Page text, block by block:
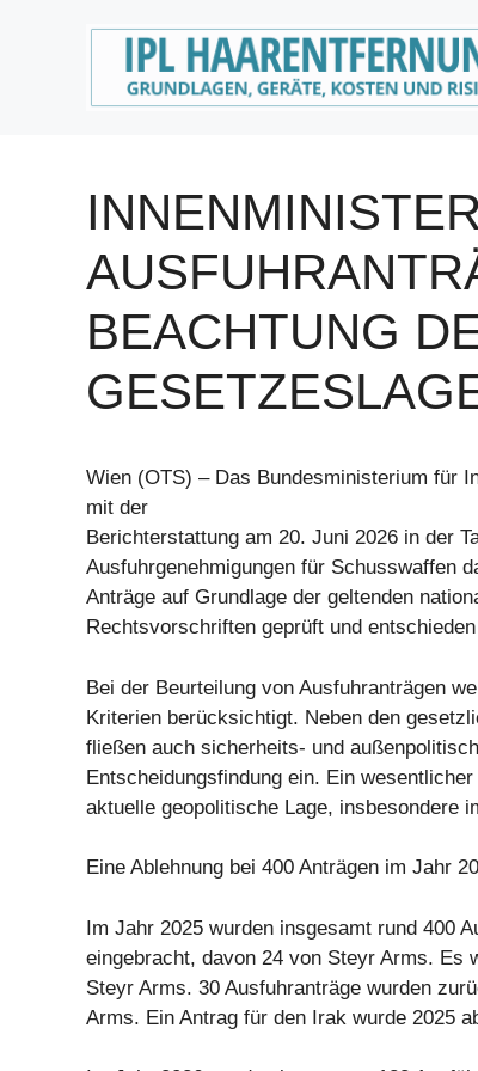
BEACHTUNG
Wien (OTS) – Das Bundesministerium für
mit der
Berichterstattung am 20. Juni 2026 in der
Ausfuhrgenehmigungen für Schusswaffen
Anträge auf Grundlage der geltenden
Rechtsvorschriften geprüft und
Bei der Beurteilung von Ausfuhranträgen
Kriterien berücksichtigt. Neben den
fließen auch sicherheits- und
Entscheidungsfindung ein. Ein
aktuelle geopolitische Lage, insbesondere
Eine Ablehnung bei 400 Anträgen im Jahr
Im Jahr 2025 wurden insgesamt rund 400
eingebracht, davon 24 von Steyr Arms. Es
Steyr Arms. 30 Ausfuhranträge wurden
Arms. Ein Antrag für den Irak wurde 2025